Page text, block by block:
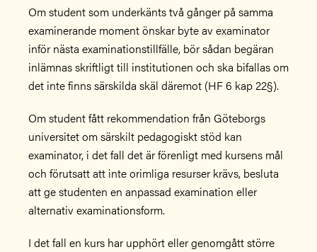
Om student som underkänts två gånger på samma
examinerande moment önskar byte av examinator
inför nästa examinationstillfälle, bör sådan begäran
inlämnas skriftligt till institutionen och ska bifallas om
det inte finns särskilda skäl däremot (HF 6 kap 22§).
Om student fått rekommendation från Göteborgs
universitet om särskilt pedagogiskt stöd kan
examinator, i det fall det är förenligt med kursens mål
och förutsatt att inte orimliga resurser krävs, besluta
att ge studenten en anpassad examination eller
alternativ examinationsform.
I det fall en kurs har upphört eller genomgått större